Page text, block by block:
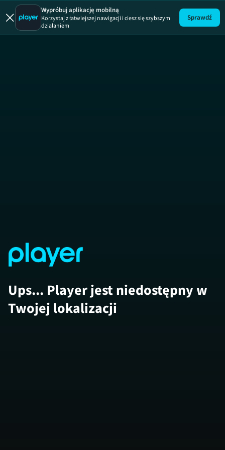
Wypróbuj aplikację mobilną
Korzystaj z łatwiejszej nawigacji i ciesz się szybszym
działaniem
Sprawdź
Ups... Player jest niedostępny w
Twojej lokalizacji